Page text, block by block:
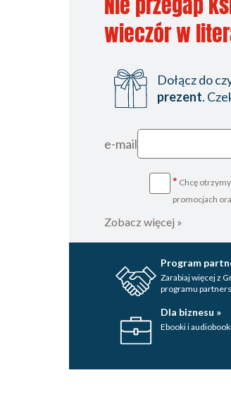
wieczór w
Dołącz do
prezent.
e-mail
* Chcę
promocjach
Zobacz więcej »
Program
Zarabiaj więcej z
programu
Dla biznesu »
Ebooki i